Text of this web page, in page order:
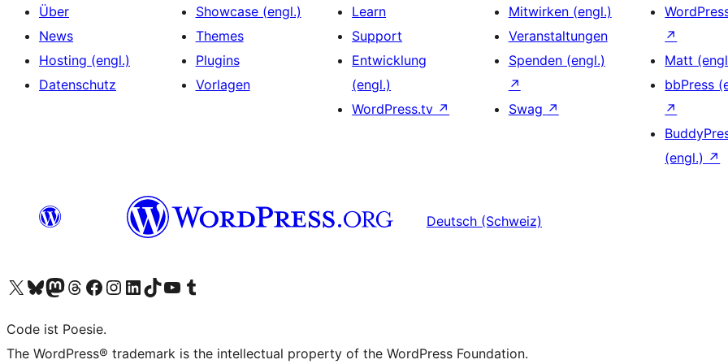
Über
News
Hosting (engl.)
Datenschutz
Showcase (engl.)
Themes
Plugins
Vorlagen
Learn
Support
Entwicklung
(engl.)
WordPress.tv ↗
Mitwirken (engl.)
Veranstaltungen
Spenden (engl.)
↗
Swag ↗
↗
Matt
bbPress
↗
(engl.) ↗
Deutsch (Schweiz)
Das X-Konto (früher Twitter) von WordPress.org besuchen
Das Bluesky-Konto von WordPress.org besuchen
Das Mastodon-Konto von WordPress.org besuchen
Das Threads-Konto von WordPress.org besuchen
Die Facebook-Seite von WordPress.org besuchen
Das Instagram-Konto von WordPress.org besuchen
Das LinkedIn-Konto von WordPress.org besuchen
Das TikTok-Konto von WordPress.org besuchen
Den YouTube-Kanal von WordPress.org besuchen
Das Tumblr-Konto von WordPress.org besuchen
Code ist Poesie.
The WordPress® trademark is the intellectual property of the WordPress Foundation.